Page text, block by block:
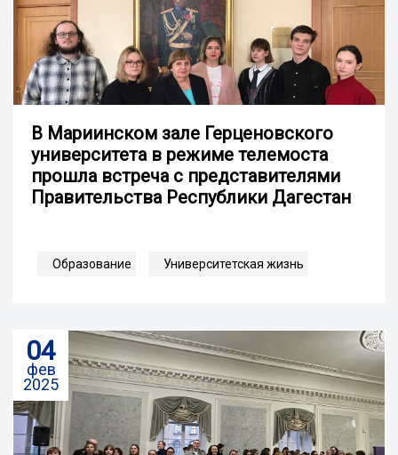
В Мариинском зале Герценовского
университета в режиме телемоста
прошла встреча с представителями
Правительства Республики Дагестан
Образование Университетская жизнь
04
фев
2025